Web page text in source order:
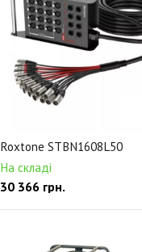
Roxtone STBN1608L50
На складі
30 366грн.